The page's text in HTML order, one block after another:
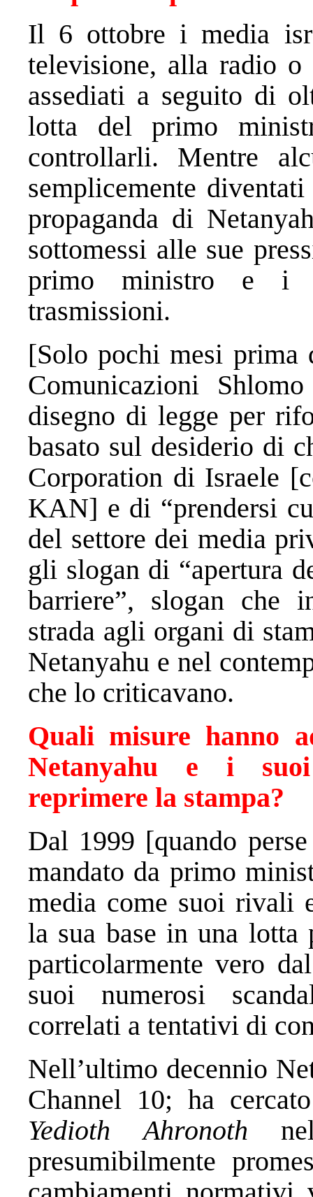
Il 6 ottobre i media
televisione, alla radio
assediati a seguito di
lotta del primo
controllarli. Mentre
semplicemente
propaganda di
sottomessi alle sue
primo ministro e i
trasmissioni.
[Solo pochi mesi
Comunicazioni
disegno di legge per
basato sul desiderio di
Corporation di Israele
KAN] e di “prendersi
del settore dei media
gli slogan di “apertura
barriere”, slogan che
strada agli organi di
Netanyahu e nel
che lo criticavano.
Quali misure hanno
Netanyahu e i
reprimere la stampa?
Dal 1999 [quando
mandato da primo
media come suoi rivali
la sua base in una
particolarmente vero
suoi numerosi
correlati a tentativi di
Nell’ultimo decennio
Channel 10; ha
Yedioth Ahronoth
presumibilmente